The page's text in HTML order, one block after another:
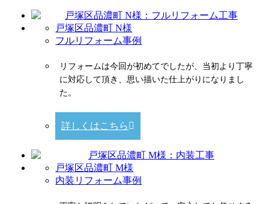
戸塚区品濃町 N様
フルリフォーム事例
リフォームは今回が初めてでしたが、当初より丁寧
に対応して頂き、思い描いた仕上がりになりまし
た。
詳しくはこちら
戸塚区品濃町 M様
内装リフォーム事例